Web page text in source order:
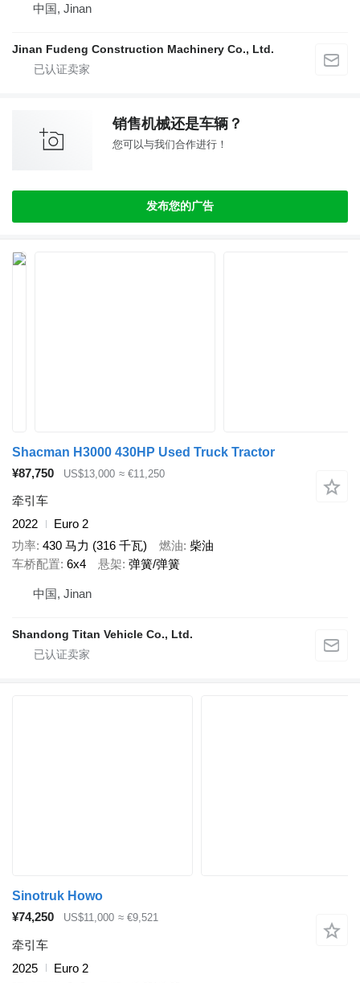
中国, Jinan
Jinan Fudeng Construction Machinery Co., Ltd.
销售机械还是车辆？
您可以与我们合作进行！
发布您的广告
Shacman H3000 430HP Used Truck Tractor
¥87,750
US$13,000 ≈ €11,250
牵引车
2022
Euro 2
功率 430 马力 (316 千瓦) 燃油 柴油
车桥配置 6x4 悬架 弹簧/弹簧
中国, Jinan
Shandong Titan Vehicle Co., Ltd.
Sinotruk Howo
¥74,250
US$11,000 ≈ €9,521
牵引车
2025
Euro 2